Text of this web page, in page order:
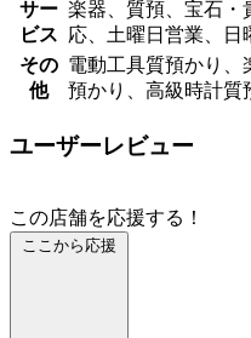
サー
ビス
楽器、質預、宝石・
応、土曜日営業、日
その
他
電動工具質預かり、
預かり、高級時計質
ユーザーレビュー
この店舗を応援する！
ここから応援